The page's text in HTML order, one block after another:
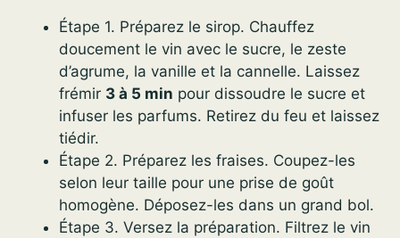
Étape 1. Préparez le sirop. Chauffez
doucement le vin avec le sucre, le zeste
d’agrume, la vanille et la cannelle. Laissez
frémir 3 à 5 min pour dissoudre le sucre et
infuser les parfums. Retirez du feu et laissez
tiédir.
Étape 2. Préparez les fraises. Coupez-les
selon leur taille pour une prise de goût
homogène. Déposez-les dans un grand bol.
Étape 3. Versez la préparation. Filtrez le vin